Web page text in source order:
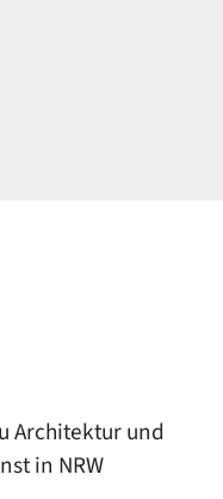
Architektur und
in NRW